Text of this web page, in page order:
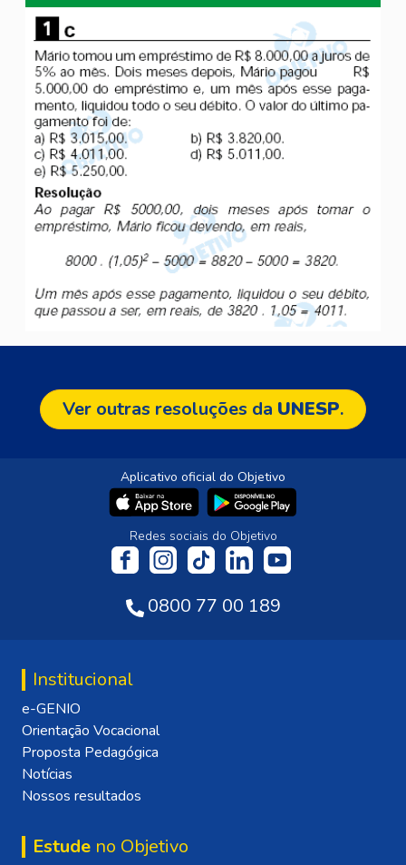
Ver outras resoluções da UNESP.
Aplicativo oficial do Objetivo
Redes sociais do Objetivo
0800 77 00 189
Institucional
e-GENIO
Orientação Vocacional
Proposta Pedagógica
Notícias
Nossos resultados
Estude no Objetivo